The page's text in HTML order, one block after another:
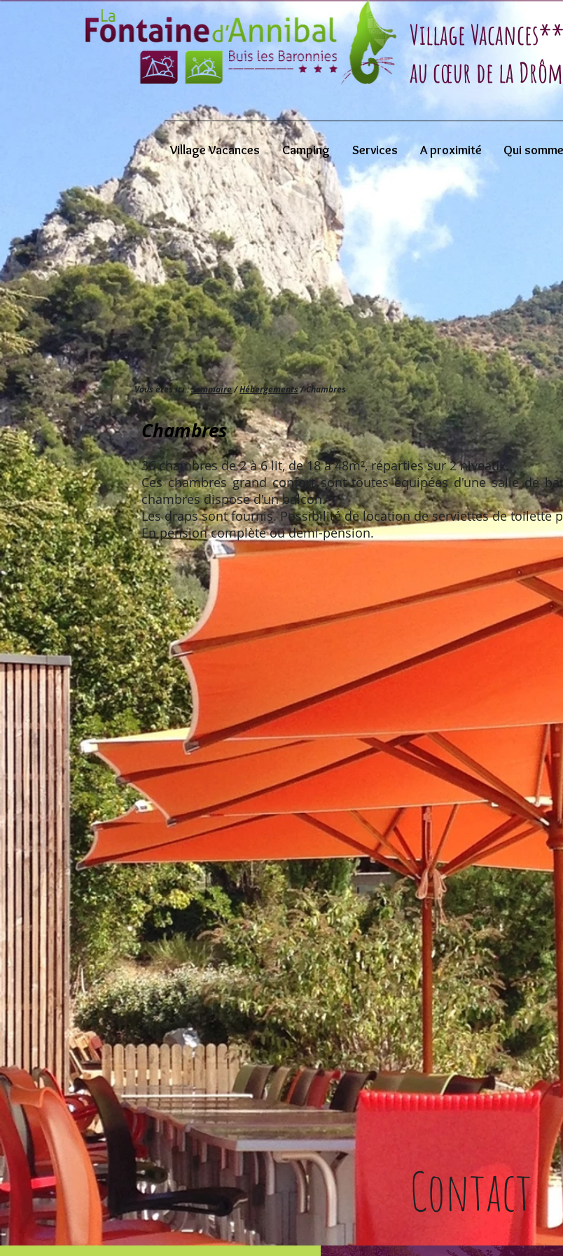
Village
au cœur de la
Village Vacances Camping Services A proximité Qui
Vous êtes ici :Sommaire/Hébergements/Chambres
Chambres
36 chambres de 2 à 6 lit, de 18 à 48m², réparties sur 2 niveaux.
Ces chambres grand confort sont toutes équipées d'une salle de
chambres dispose d'un balcon.
Les draps sont fournis. Possibilité de location de serviettes de toilette
En pension complète ou demi-pension.
Contact